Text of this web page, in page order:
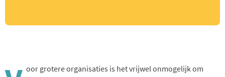
oor grotere organisaties is het vrijwel onmogelijk om